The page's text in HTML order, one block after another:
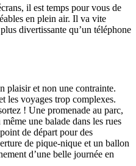
il est temps pour vous de
en plein air. Il va vite
divertissante qu’un téléphone
plaisir et non une contrainte.
les voyages trop complexes.
! Une promenade au parc,
une balade dans les rues
de départ pour des
de pique-nique et un ballon
d’une belle journée en